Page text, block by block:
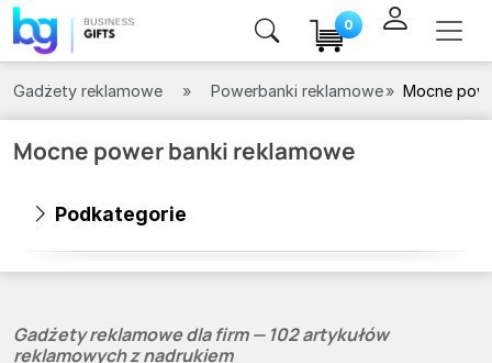
0
Gadżety reklamowe Powerbanki reklamowe Mocne
Mocne power banki reklamowe
Podkategorie
Gadżety reklamowe dla firm — 102 artykułów
reklamowych z nadrukiem